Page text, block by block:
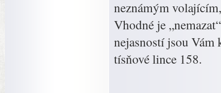
neznámým
Vhodné je
nejasností jsou Vám
tísňové lince 158.